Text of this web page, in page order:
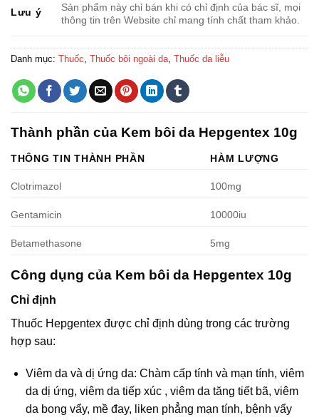
Lưu ý
Sản phẩm này chỉ bán khi có chỉ định của bác sĩ, mọi
thông tin trên Website chỉ mang tính chất tham khảo.
Danh mục: Thuốc, Thuốc bôi ngoài da, Thuốc da liễu
Thành phần của Kem bôi da Hepgentex 10g
THÔNG TIN THÀNH PHẦN HÀM LƯỢNG
Clotrimazol 100mg
Gentamicin 10000iu
Betamethasone 5mg
Công dụng của Kem bôi da Hepgentex 10g
Chỉ định
Thuốc Hepgentex được chỉ định dùng trong các trường
hợp sau:
Viêm da và dị ứng da: Chàm cấp tính và mạn tính, viêm
da dị ứng, viêm da tiếp xúc , viêm da tăng tiết bã, viêm
da bong vẩy, mề đay, liken phẳng mạn tính, bệnh vẩy